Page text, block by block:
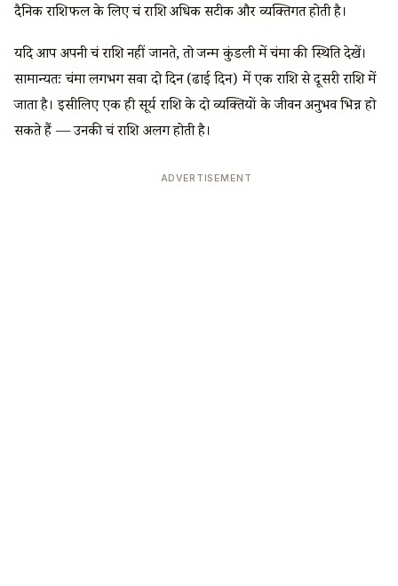
दैनिक राशिफल के लिए चंद्र राशि अधिक सटीक और व्यक्तिगत होती है।
यदि आप अपनी चंद्र राशि नहीं जानते, तो जन्म कुंडली में चंद्रमा की स्थिति देखें।
सामान्यतः चंद्रमा लगभग सवा दो दिन (ढाई दिन) में एक राशि से दूसरी राशि में
जाता है। इसीलिए एक ही सूर्य राशि के दो व्यक्तियों के जीवन अनुभव भिन्न हो
सकते हैं — उनकी चंद्र राशि अलग होती है।
ADVERTISEMENT